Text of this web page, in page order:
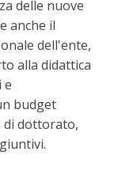
delle nuove
anche il
dell'ente,
alla didattica
e
budget
di dottorato,